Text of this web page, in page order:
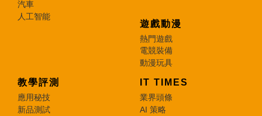
汽車
人工智能
遊戲動漫
熱門遊戲
電競裝備
動漫玩具
教學評測
應用秘技
新品測試
IT TIMES
業界頭條
AI 策略